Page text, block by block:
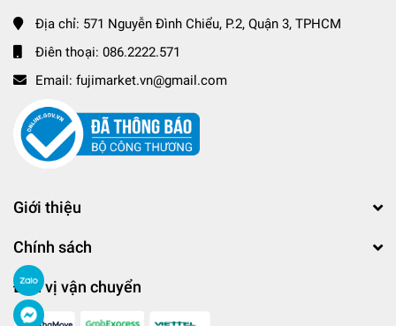
Địa chỉ: 571 Nguyễn Đình Chiểu, P.2, Quận 3, TPHCM
Điên thoại: 086.2222.571
Email: fujimarket.vn@gmail.com
Giới thiệu
Chính sách
Đơn vị vận chuyển